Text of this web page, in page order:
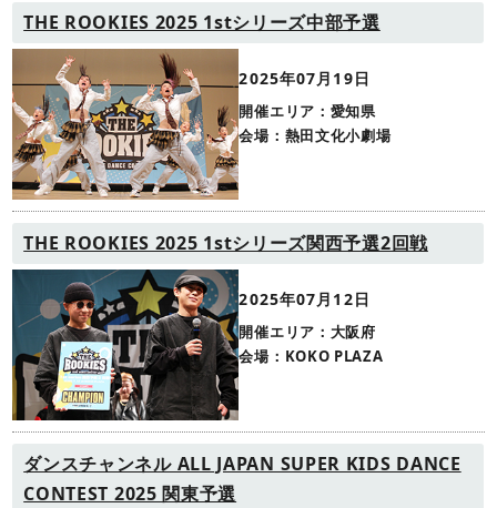
THE ROOKIES 2025 1stシリーズ中部予選
2025年07月19日
開催エリア：愛知県
会場：熱田文化小劇場
THE ROOKIES 2025 1stシリーズ関西予選2回戦
2025年07月12日
開催エリア：大阪府
会場：KOKO PLAZA
ダンスチャンネル ALL JAPAN SUPER KIDS DANCE
CONTEST 2025 関東予選